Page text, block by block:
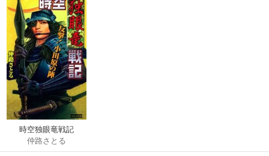
時空独眼竜戦記
仲路さとる